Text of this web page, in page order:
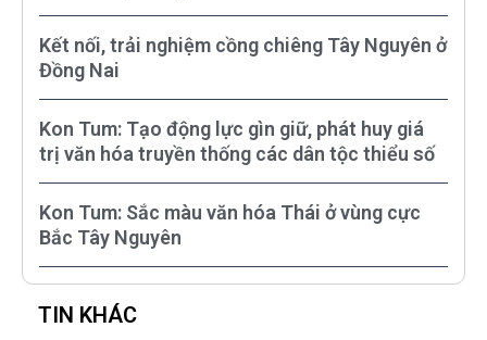
Kết nối, trải nghiệm cồng chiêng Tây Nguyên ở
Đồng Nai
Kon Tum: Tạo động lực gìn giữ, phát huy giá
trị văn hóa truyền thống các dân tộc thiểu số
Kon Tum: Sắc màu văn hóa Thái ở vùng cực
Bắc Tây Nguyên
TIN KHÁC